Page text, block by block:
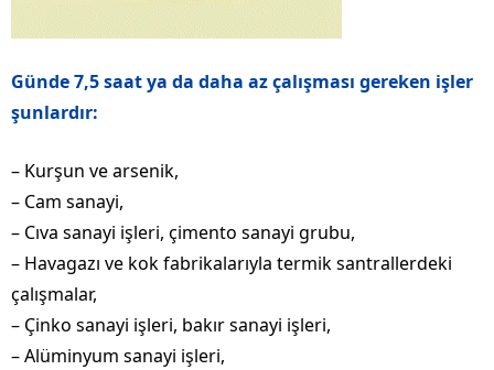
Günde 7,5 saat ya da daha az çalışması gereken işler
şunlardır:
– Kurşun ve arsenik,
– Cam sanayi,
– Cıva sanayi işleri, çimento sanayi grubu,
– Havagazı ve kok fabrikalarıyla termik santrallerdeki
çalışmalar,
– Çinko sanayi işleri, bakır sanayi işleri,
– Alüminyum sanayi işleri,